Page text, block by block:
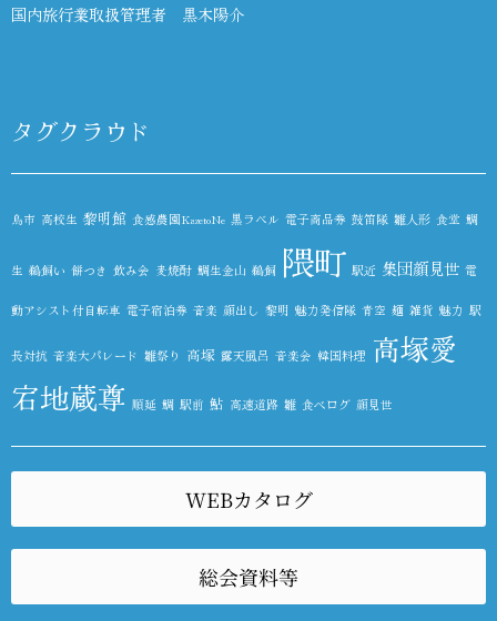
国内旅行業取扱管理者 黒木陽介
タグクラウド
鳥市 高校生 黎明館 食感農園KazetoNe 黒ラベル 電子商品券 鼓笛隊 雛人形 食堂 鯛
生 鵜飼い 餅つき 飲み会 麦焼酎 鯛生金山 鵜飼 隈町 駅近 集団顔見世 電
動アシスト付自転車 電子宿泊券 音楽 顔出し 黎明 魅力発信隊 青空 麺 雑貨 魅力 駅
長対抗 音楽大パレード 雛祭り 高塚 露天風呂 音楽会 韓国料理 高塚愛
宕地蔵尊 順延 鯛 駅前 鮎 高速道路 雛 食べログ 顔見世
WEBカタログ
総会資料等